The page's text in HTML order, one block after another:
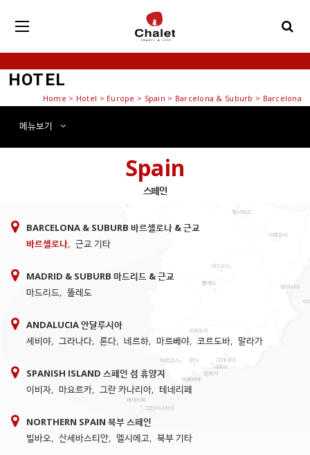
HOTEL
Home > Hotel > Europe > Spain > Barcelona & Suburb > Barcelona
메뉴보기
스페인
Spain
BARCELONA & SUBURB 바르셀로나 & 근교
바르셀로나, 근교 기타
MADRID & SUBURB 마드리드 & 근교
마드리드, 똘레도
ANDALUCIA 안달루시아
세비야, 그라나다, 론다, 네르하, 마르베야, 코르도바, 말라가
SPANISH ISLAND 스페인 섬 휴양지
이비자, 마요르카, 그란 카나리아, 테네리페
NORTHERN SPAIN 북부 스페인
빌바오, 산세바스티안, 엘시에고, 북부 기타